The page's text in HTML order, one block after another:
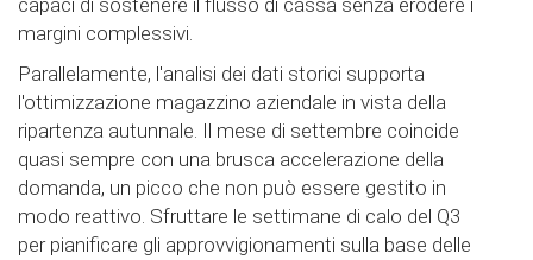
capaci di sostenere il flusso di cassa senza erodere i
margini complessivi.
Parallelamente, l'analisi dei dati storici supporta
l'ottimizzazione magazzino aziendale in vista della
ripartenza autunnale. Il mese di settembre coincide
quasi sempre con una brusca accelerazione della
domanda, un picco che non può essere gestito in
modo reattivo. Sfruttare le settimane di calo del Q3
per pianificare gli approvvigionamenti sulla base delle